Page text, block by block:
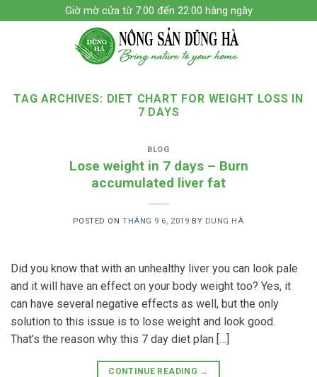
to
Giờ mờ cửa từ 7:00 đến 22:00 hàng ngày
TAG ARCHIVES: DIET CHART FOR WEIGHT LOSS IN
7 DAYS
BLOG
Lose weight in 7 days – Burn
accumulated liver fat
POSTED ONTHÁNG 9 6, 2019 BY DUNG HÀ
Did you know that with an unhealthy liver you can look pale
and it will have an effect on your body weight too? Yes, it
can have several negative effects as well, but the only
solution to this issue is to lose weight and look good.
That’s the reason why this 7 day diet plan […]
CONTINUE READING →